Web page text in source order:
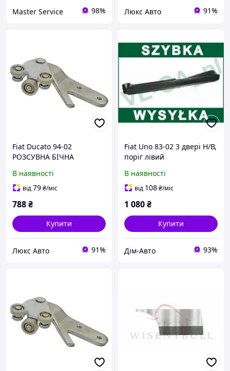
Master Service 98% Люкс Авто 91%
Fiat Ducato 94-02
РОЗСУВНА БІЧНА
В наявності
від79₴/міс
788₴
Купити
Люкс Авто 91%
Fiat Uno 83-02 3 двері Н/В,
поріг лівий
В наявності
від 108₴/міс
1 080₴
Купити
Дім-Авто 93%